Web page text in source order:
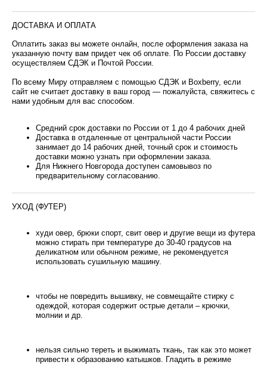
ДОСТАВКА И ОПЛАТА
Оплатить заказ вы можете онлайн, после оформления заказа на
указанную почту вам придет чек об оплате. По России доставку
осуществляем СДЭК и Почтой России.
По всему Миру отправляем с помощью СДЭК и Boxberry, если
сайт не считает доставку в ваш город — пожалуйста, свяжитесь с
нами удобным для вас способом.
Средний срок доставки по России от 1 до 4 рабочих дней
Доставка в отдаленные от центральной части России
занимает до 14 рабочих дней, точный срок и стоимость
доставки можно узнать при оформлении заказа.
Для Нижнего Новгорода доступен самовывоз по
предварительному согласованию.
УХОД (ФУТЕР)
худи овер, брюки спорт, свит овер и другие вещи из футера
можно стирать при температуре до 30-40 градусов на
деликатном или обычном режиме, не рекомендуется
использовать сушильную машину.
чтобы не повредить вышивку, не совмещайте стирку с
одеждой, которая содержит острые детали – крючки,
молнии и др.
нельзя сильно тереть и выжимать ткань, так как это может
привести к образованию катышков. Гладить в режиме